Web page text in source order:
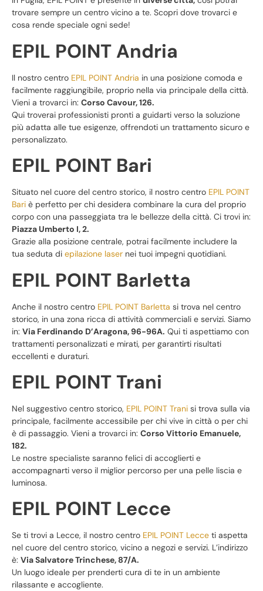
trovare sempre un centro vicino a te. Scopri dove trovarci e
cosa rende speciale ogni sede!
EPIL POINT Andria
Il nostro centro EPIL POINT Andria in una posizione comoda e
facilmente raggiungibile, proprio nella via principale della città.
Vieni a trovarci in: Corso Cavour, 126.
Qui troverai professionisti pronti a guidarti verso la soluzione
più adatta alle tue esigenze, offrendoti un trattamento sicuro e
personalizzato.
EPIL POINT Bari
Situato nel cuore del centro storico, il nostro centro EPIL POINT
Bari è perfetto per chi desidera combinare la cura del proprio
corpo con una passeggiata tra le bellezze della città. Ci trovi in:
Piazza Umberto I, 2.
Grazie alla posizione centrale, potrai facilmente includere la
tua seduta di epilazione laser nei tuoi impegni quotidiani.
EPIL POINT Barletta
Anche il nostro centro EPIL POINT Barletta si trova nel centro
storico, in una zona ricca di attività commerciali e servizi. Siamo
in: Via Ferdinando D’Aragona, 96-96A. Qui ti aspettiamo con
trattamenti personalizzati e mirati, per garantirti risultati
eccellenti e duraturi.
EPIL POINT Trani
Nel suggestivo centro storico, EPIL POINT Trani si trova sulla via
principale, facilmente accessibile per chi vive in città o per chi
è di passaggio. Vieni a trovarci in: Corso Vittorio Emanuele,
182.
Le nostre specialiste saranno felici di accoglierti e
accompagnarti verso il miglior percorso per una pelle liscia e
luminosa.
EPIL POINT Lecce
Se ti trovi a Lecce, il nostro centro EPIL POINT Lecce ti aspetta
nel cuore del centro storico, vicino a negozi e servizi. L’indirizzo
è: Via Salvatore Trinchese, 87/A.
Un luogo ideale per prenderti cura di te in un ambiente
rilassante e accogliente.